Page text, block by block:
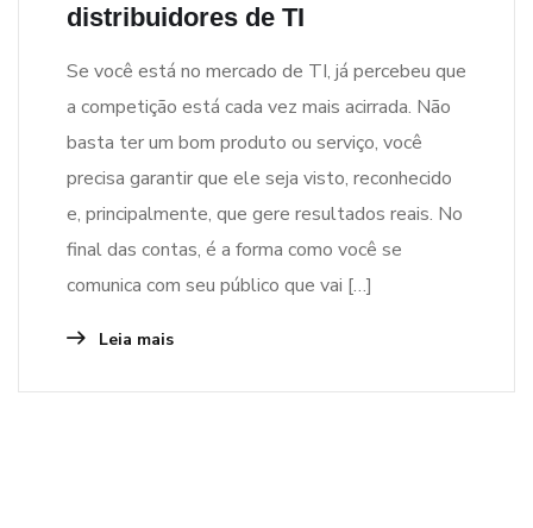
distribuidores de TI
Se você está no mercado de TI, já percebeu que
a competição está cada vez mais acirrada. Não
basta ter um bom produto ou serviço, você
precisa garantir que ele seja visto, reconhecido
e, principalmente, que gere resultados reais. No
final das contas, é a forma como você se
comunica com seu público que vai […]
Leia mais